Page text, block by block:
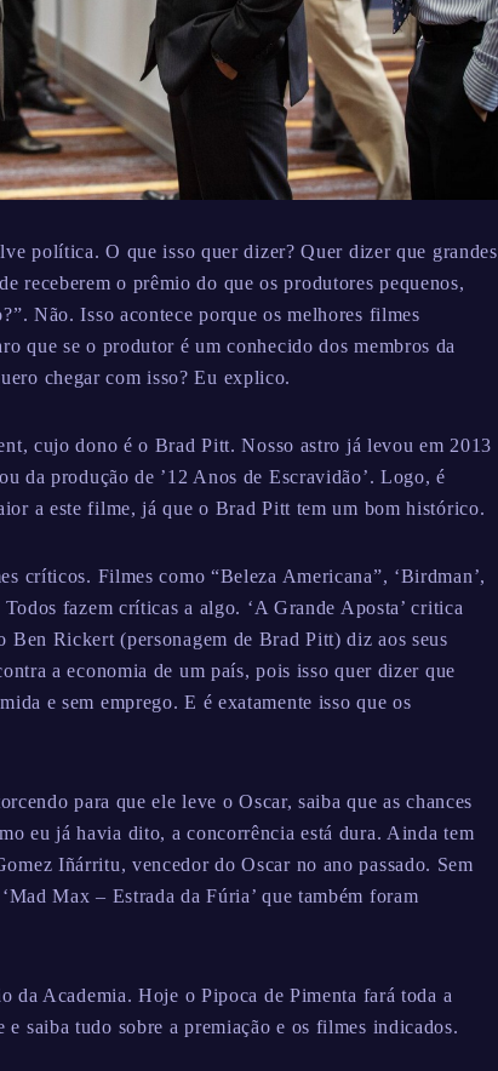
política. O que isso quer dizer? Quer dizer que grandes
receberem o prêmio do que os produtores pequenos,
Não. Isso acontece porque os melhores filmes
que se o produtor é um conhecido dos membros da
chegar com isso? Eu explico.
cujo dono é o Brad Pitt. Nosso astro já levou em 2013
da produção de ’12 Anos de Escravidão’. Logo, é
a este filme, já que o Brad Pitt tem um bom histórico.
críticos. Filmes como “Beleza Americana”, ‘Birdman’,
fazem críticas a algo. ‘A Grande Aposta’ critica
Rickert (personagem de Brad Pitt) diz aos seus
a economia de um país, pois isso quer dizer que
e sem emprego. E é exatamente isso que os
para que ele leve o Oscar, saiba que as chances
eu já havia dito, a concorrência está dura. Ainda tem
Iñárritu, vencedor do Oscar no ano passado. Sem
Max – Estrada da Fúria’ que também foram
da Academia. Hoje o Pipoca de Pimenta fará toda a
saiba tudo sobre a premiação e os filmes indicados.